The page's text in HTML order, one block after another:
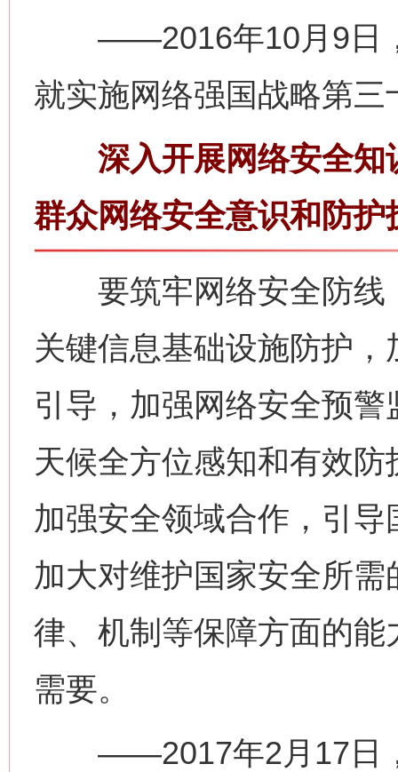
——2016年10月9日，
就实施网络强国战略第
深入开展网络安全知
群众网络安全意识和防护
要筑牢网络安全防线
关键信息基础设施防护
引导，加强网络安全预
天候全方位感知和有效
加强安全领域合作，引
加大对维护国家安全所
律、机制等保障方面的
需要。
——2017年2月17日，